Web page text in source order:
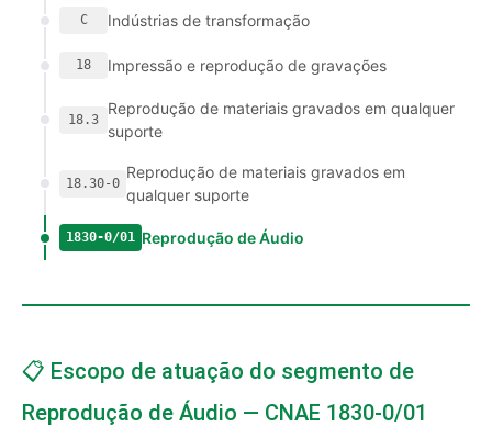
C Indústrias de transformação
18 Impressão e reprodução de gravações
18.3
Reprodução de materiais gravados em qualquer
suporte
18.30-0
Reprodução de materiais gravados em
qualquer suporte
1830-0/01 Reprodução de Áudio
📋 Escopo de atuação do segmento de
Reprodução de Áudio — CNAE 1830-0/01